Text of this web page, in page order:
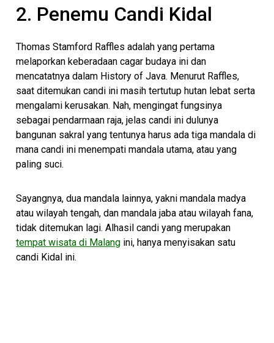
2. Penemu Candi Kidal
Thomas Stamford Raffles adalah yang pertama
melaporkan keberadaan cagar budaya ini dan
mencatatnya dalam History of Java. Menurut Raffles,
saat ditemukan candi ini masih tertutup hutan lebat serta
mengalami kerusakan. Nah, mengingat fungsinya
sebagai pendarmaan raja, jelas candi ini dulunya
bangunan sakral yang tentunya harus ada tiga mandala di
mana candi ini menempati mandala utama, atau yang
paling suci.
Sayangnya, dua mandala lainnya, yakni mandala madya
atau wilayah tengah, dan mandala jaba atau wilayah fana,
tidak ditemukan lagi. Alhasil candi yang merupakan
tempat wisata di Malang ini, hanya menyisakan satu
candi Kidal ini.